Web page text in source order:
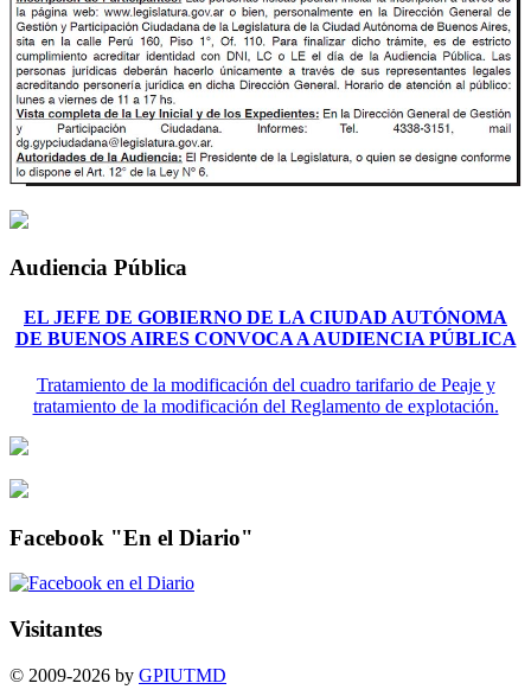
Audiencia Pública
EL JEFE DE GOBIERNO DE LA CIUDAD AUTÓNOMA
DE BUENOS AIRES CONVOCA A AUDIENCIA PÚBLICA
Tratamiento de la modificación del cuadro tarifario de Peaje y
tratamiento de la modificación del Reglamento de explotación.
Facebook "En el Diario"
Visitantes
© 2009-2026 by GPIUTMD